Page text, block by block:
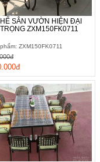
SÂN VƯỜN HIỆN ĐẠI
ZXM150FK0711
ZXM150FK0711